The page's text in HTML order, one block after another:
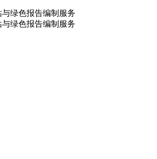
绿色报告编制服务
绿色报告编制服务